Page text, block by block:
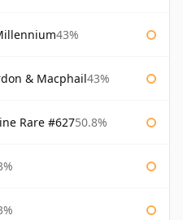
43%
& Macphail43%
Rare #62750.8%